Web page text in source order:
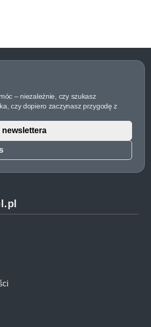
– niezależnie, czy szukasz
czy dopiero zaczynasz przygodę z